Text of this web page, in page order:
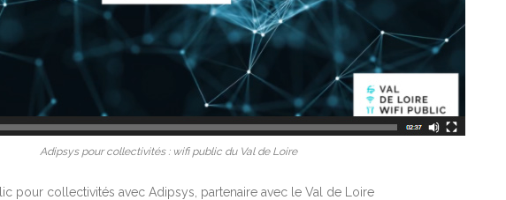
Adipsys pour collectivités : wifi public du Val de Loire
pour collectivités avec Adipsys, partenaire avec le Val de Loire